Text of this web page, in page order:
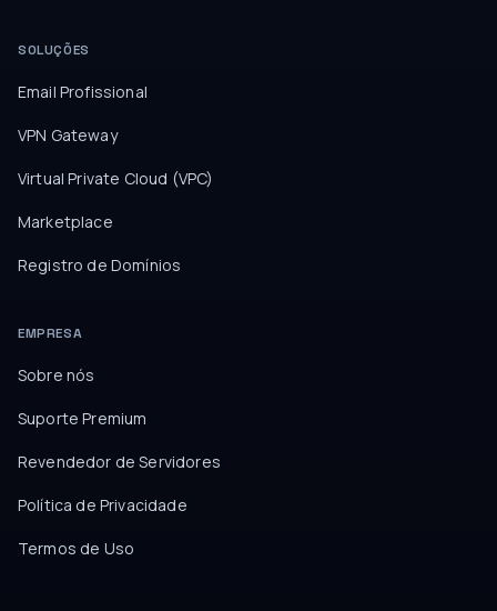
SOLUÇÕES
Email Profissional
VPN Gateway
Virtual Private Cloud (VPC)
Marketplace
Registro de Domínios
EMPRESA
Sobre nós
Suporte Premium
Revendedor de Servidores
Política de Privacidade
Termos de Uso